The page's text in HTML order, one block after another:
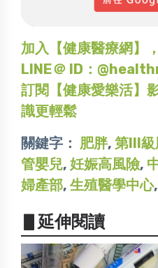
加入【健康醫療網】
LINE＠ ID：
訂閱【健康愛樂活】
識更輕鬆
關鍵字： 肥胖, 第III
管嬰兒, 妊娠高風險,
婦產部, 生殖醫學中心,
▋延伸閱讀